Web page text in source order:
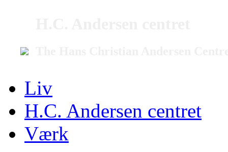
Liv
H.C. Andersen centret
Værk